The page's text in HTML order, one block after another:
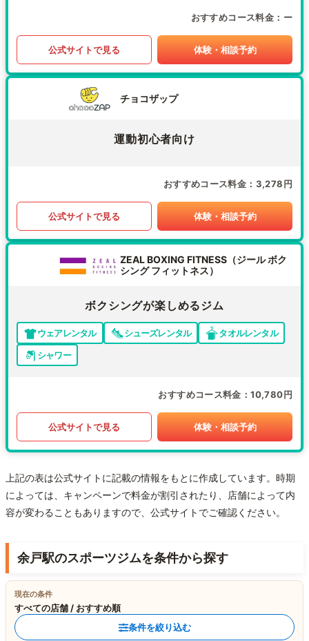
おすすめコース料金 ー
公式サイトで見る 体験・相談予約
チョコザップ
運動初心者向け
おすすめコース料金 3,278円
公式サイトで見る 体験・相談予約
ZEAL BOXING FITNESS（ジール ボク
シング フィットネス）
ボクシングが楽しめるジム
ウェアレンタル シューズレンタル
タオルレンタル
シャワー
おすすめコース料金 10,780円
公式サイトで見る 体験・相談予約
上記の表は公式サイトに記載の情報をもとに作成しています。時期
によっては、キャンペーンで料金が割引されたり、店舗によって内
容が変わることもありますので、公式サイトでご確認ください。
余戸駅のスポーツジムを条件から探す
現在の条件
すべての店舗 / おすすめ順
条件を絞り込む